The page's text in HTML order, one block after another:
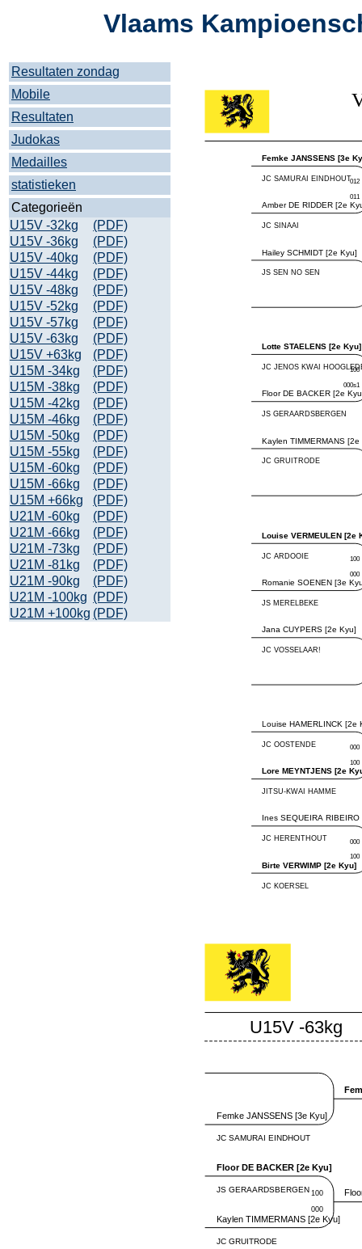
Vlaams
Resultaten zondag
Mobile
Resultaten
Judokas
Medailles
statistieken
Categorieën
U15V -32kg
(PDF)
U15V -36kg
(PDF)
U15V -40kg
(PDF)
U15V -44kg
(PDF)
U15V -48kg
(PDF)
U15V -52kg
(PDF)
U15V -57kg
(PDF)
U15V -63kg
(PDF)
U15V +63kg
(PDF)
U15M -34kg
(PDF)
U15M -38kg
(PDF)
U15M -42kg
(PDF)
U15M -46kg
(PDF)
U15M -50kg
(PDF)
U15M -55kg
(PDF)
U15M -60kg
(PDF)
U15M -66kg
(PDF)
U15M +66kg
(PDF)
U21M -60kg
(PDF)
U21M -66kg
(PDF)
U21M -73kg
(PDF)
U21M -81kg
(PDF)
U21M -90kg
(PDF)
U21M -100kg (PDF)
U21M +100kg (PDF)